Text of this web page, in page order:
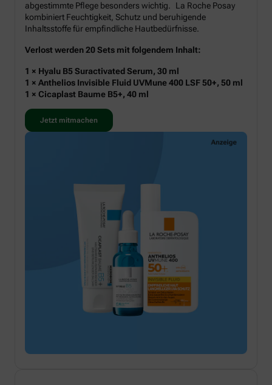
abgestimmte Pflege besonders wichtig. La Roche Posay
kombiniert Feuchtigkeit, Schutz und beruhigende
Inhaltsstoffe für empfindliche Hautbedürfnisse.
Verlost werden 20 Sets mit folgendem Inhalt:
1 × Hyalu B5 Suractivated Serum, 30 ml
1 × Anthelios Invisible Fluid UVMune 400 LSF 50+, 50 ml
1 × Cicaplast Baume B5+, 40 ml
Jetzt mitmachen